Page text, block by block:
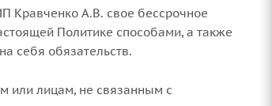
Кравченко А.В. свое бессрочное
Политике способами, а также
себя обязательств.
или лицам, не связанным с